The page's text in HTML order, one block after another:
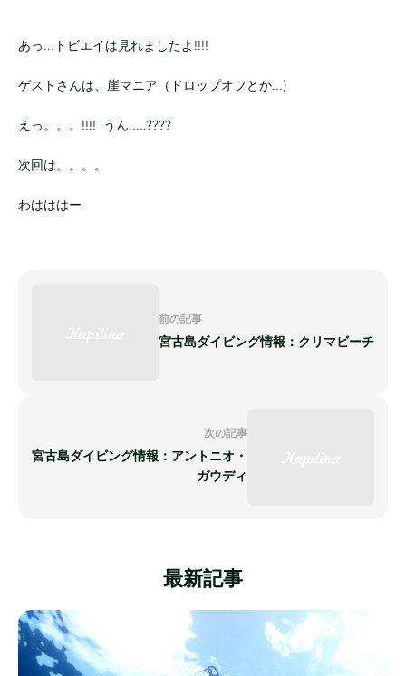
あっ...トビエイは見れましたよ!!!!
ゲストさんは、崖マニア（ドロップオフとか...)
えっ。。。!!!! うん.....????
次回は。。。。
わはははー
前の記事
宮古島ダイビング情報：クリマビーチ
次の記事
宮古島ダイビング情報：アントニオ・
ガウディ
最新記事